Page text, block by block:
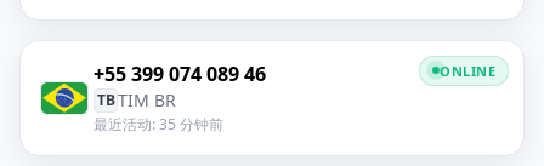
+55 399 074 089 46
TBTIM BR
最近活动: 35 分钟前
ONLINE